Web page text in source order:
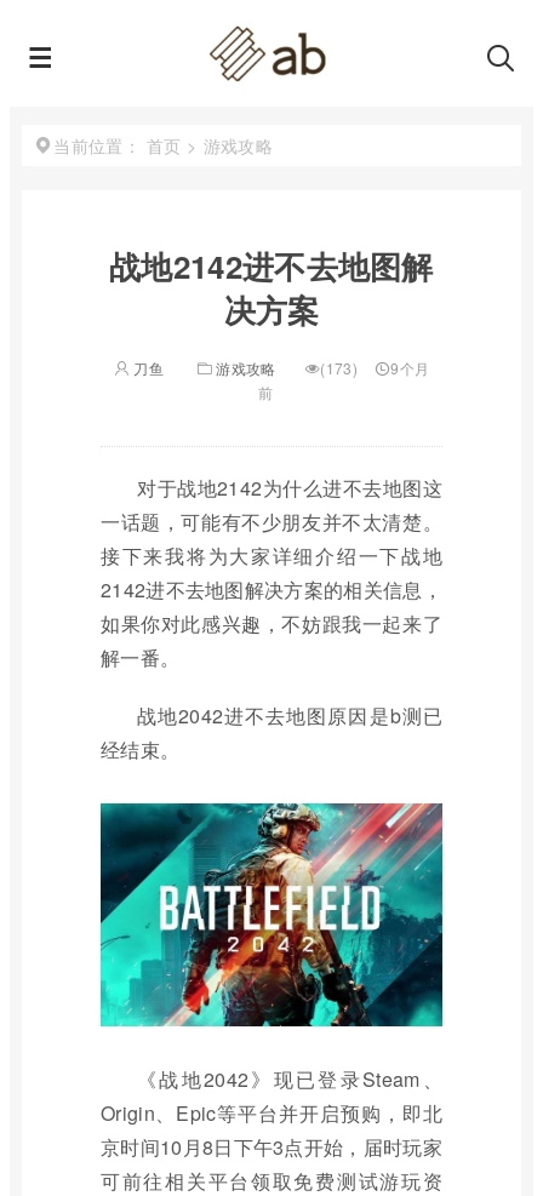
当前位置： 首页 > 游戏攻略
战地2142进不去地图解
决方案
刀鱼 游戏攻略 (173)
9个月
前
对于战地2142为什么进不去地图这
一话题，可能有不少朋友并不太清楚。
接下来我将为大家详细介绍一下战地
2142进不去地图解决方案的相关信息，
如果你对此感兴趣，不妨跟我一起来了
解一番。
战地2042进不去地图原因是b测已
经结束。
《战地2042》现已登录Steam、
Origin、Epic等平台并开启预购，即北
京时间10月8日下午3点开始，届时玩家
可前往相关平台领取免费测试游玩资